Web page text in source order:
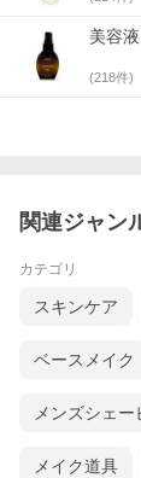
美容液
(218件)
関連ジャン
カテゴリ
スキンケア
ベースメイク
メンズシェー
メイク道具